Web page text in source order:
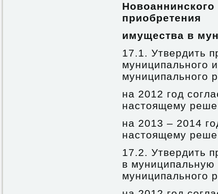
приобретения
имущества в
17.1. Утвердить
муниципального
муниципального
на 2012 год
настоящему
на 2013 – 2014
настоящему
17.2. Утвердить
в муниципальную
муниципального